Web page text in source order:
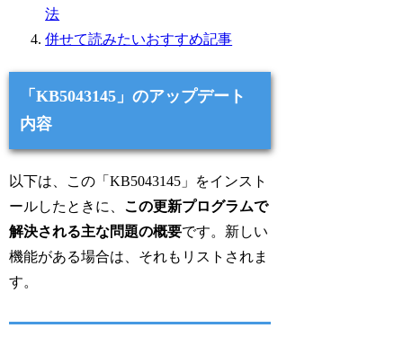
法
併せて読みたいおすすめ記事
「KB5043145」のアップデート
内容
以下は、この「KB5043145」をインスト
ールしたときに、 この更新プログラムで
解決される主な問題の概要です。新しい
機能がある場合は、それもリストされま
す。